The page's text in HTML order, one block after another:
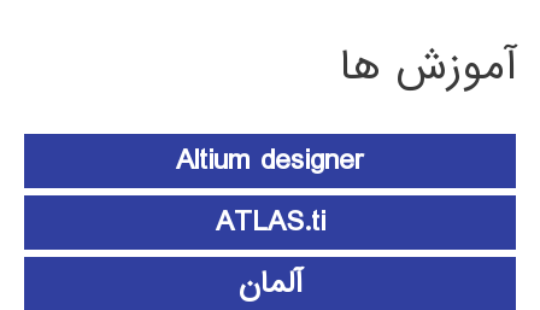
آموزش ها
Altium designer
ATLAS.ti
آلمان